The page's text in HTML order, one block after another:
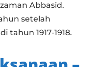
Abbasid.
setelah
tahun 1917-1918.